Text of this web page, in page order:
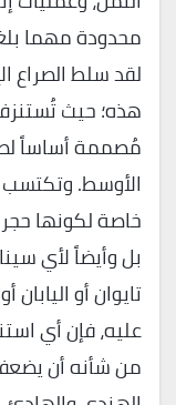
محدودة مهما
​لقد سلط الصراع
هذه؛ حيث
مُصممة أساساً
الأوسط. وتكتسب
خاصة لكونها حجر
بل وأيضاً لأي
تايوان أو اليابان
عليه، فإن أي
من شأنه أن